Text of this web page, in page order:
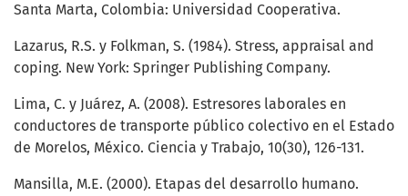
Santa Marta, Colombia: Universidad Cooperativa.
Lazarus, R.S. y Folkman, S. (1984). Stress, appraisal and
coping. New York: Springer Publishing Company.
Lima, C. y Juárez, A. (2008). Estresores laborales en
conductores de transporte público colectivo en el Estado
de Morelos, México. Ciencia y Trabajo, 10(30), 126-131.
Mansilla, M.E. (2000). Etapas del desarrollo humano.